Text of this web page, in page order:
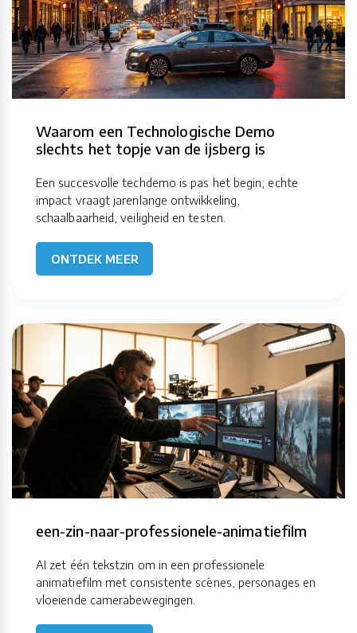
Waarom een Technologische Demo
slechts het topje van de ijsberg is
Een succesvolle techdemo is pas het begin; echte
impact vraagt jarenlange ontwikkeling,
schaalbaarheid, veiligheid en testen.
ONTDEK MEER
een-zin-naar-professionele-animatiefilm
AI zet één tekstzin om in een professionele
animatiefilm met consistente scènes, personages en
vloeiende camerabewegingen.